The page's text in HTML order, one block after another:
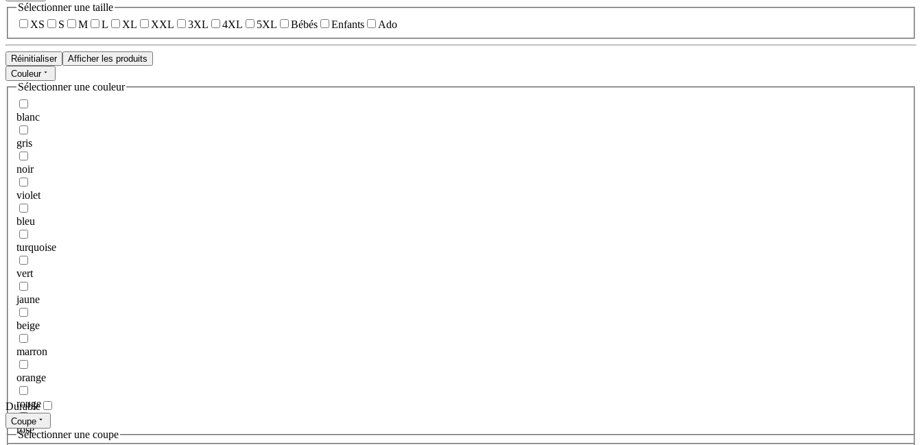
Sélectionner une taille
XS
S M L XL XXL 3XL 4XL 5XL Bébés Enfants Ado
Réinitialiser
Afficher les produits
Couleur
Sélectionner une couleur
blanc
gris
noir
violet
bleu
turquoise
vert
jaune
beige
marron
orange
rouge
rose
Durable
Coupe
Sélectionner une coupe